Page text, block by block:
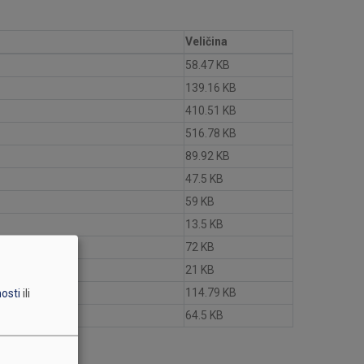
Veličina
58.47 KB
139.16 KB
410.51 KB
516.78 KB
89.92 KB
47.5 KB
59 KB
13.5 KB
72 KB
21 KB
114.79 KB
64.5 KB
ili